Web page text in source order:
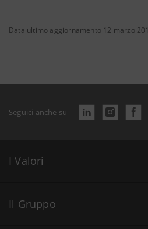
Data ultimo aggiornamento 12 marzo
Seguici anche su
I Valori
Il Gruppo